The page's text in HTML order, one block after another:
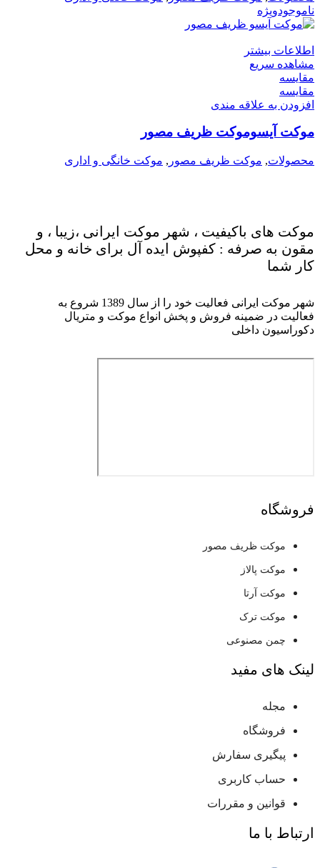
ناموجودویژه
اطلاعات بیشتر
مشاهده سریع
مقایسه
مقایسه
افزودن به علاقه مندی
موکت آیسوموکت ظریف مصور
محصولات, موکت ظریف مصور , موکت خانگی و اداری
موکت های باکیفیت ، شهر موکت ایرانی ،زیبا ، و
مقون به صرفه : کفپوش ایده آل برای خانه و محل
کار شما
شهر موکت ایرانی فعالیت خود را از سال 1389 شروع به
فعالیت در ضمینه فروش و پخش انواع موکت و متریال
دکوراسیون داخلی
فروشگاه
موکت ظریف مصور
موکت پالاز
موکت آرتا
موکت ترک
چمن مصنوعی
لینک های مفید
مجله
فروشگاه
پیگیری سفارش
حساب کاربری
قوانین و مقررات
ارتباط با ما